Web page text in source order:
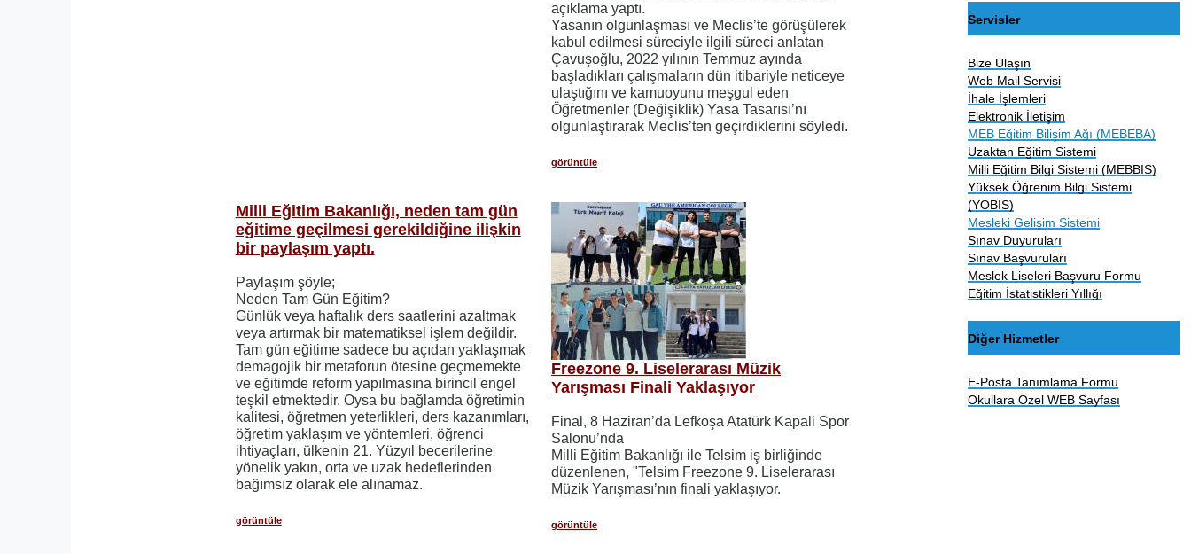
açıklama yaptı.
Yasanın olgunlaşması ve Meclis’te görüşülerek
kabul edilmesi süreciyle ilgili süreci anlatan
Çavuşoğlu, 2022 yılının Temmuz ayında
başladıkları çalışmaların dün itibariyle neticeye
ulaştığını ve kamuoyunu meşgul eden
Öğretmenler (Değişiklik) Yasa Tasarısı’nı
olgunlaştırarak Meclis’ten geçirdiklerini söyledi.
görüntüle
Milli Eğitim Bakanlığı, neden tam gün
eğitime geçilmesi gerekildiğine ilişkin
bir paylaşım yaptı.
Paylaşım şöyle;
Neden Tam Gün Eğitim?
Günlük veya haftalık ders saatlerini azaltmak
veya artırmak bir matematiksel işlem değildir.
Tam gün eğitime sadece bu açıdan yaklaşmak
demagojik bir metaforun ötesine geçmemekte
ve eğitimde reform yapılmasına birincil engel
teşkil etmektedir. Oysa bu bağlamda öğretimin
kalitesi, öğretmen yeterlikleri, ders kazanımları,
öğretim yaklaşım ve yöntemleri, öğrenci
ihtiyaçları, ülkenin 21. Yüzyıl becerilerine
yönelik yakın, orta ve uzak hedeflerinden
bağımsız olarak ele alınamaz.
görüntüle
Freezone 9. Liselerarası Müzik
Yarışması Finali Yaklaşıyor
Final, 8 Haziran’da Lefkoşa Atatürk Kapali Spor
Salonu’nda
Milli Eğitim Bakanlığı ile Telsim iş birliğinde
düzenlenen, "Telsim Freezone 9. Liselerarası
Müzik Yarışması’nın finali yaklaşıyor.
görüntüle
Servisler
Bize Ulaşın
Web Mail Servisi
İhale İşlemleri
Elektronik İletişim
MEB Eğitim Bilişim Ağı (MEBEBA)
Uzaktan Eğitim Sistemi
Milli Eğitim Bilgi Sistemi (MEBBIS)
Yüksek Öğrenim Bilgi Sistemi
(YOBİS)
Mesleki Gelişim Sistemi
Sınav Duyuruları
Sınav Başvuruları
Meslek Liseleri Başvuru Formu
Eğitim İstatistikleri Yıllığı
Diğer Hizmetler
E-Posta Tanımlama Formu
Okullara Özel WEB Sayfası